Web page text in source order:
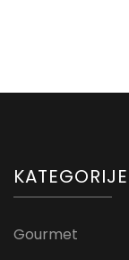
KATEGORIJE
Gourmet